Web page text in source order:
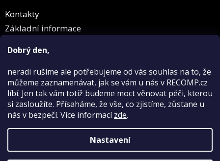
Dobrý den,
neradi rušíme ale potřebujeme od vás souhlas na to, že
můžeme zaznamenávat, jak se vám u nás v RECOMP.cz
líbí. Jen tak vám totiž budeme moct věnovat péči, kterou
si zasloužíte. Přísaháme, že vše, co zjistíme, zůstane u
nás v bezpečí. Více informacízde.
Nastavení
Kontakty
Základní informace